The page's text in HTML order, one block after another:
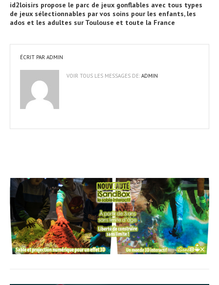
id2loisirs propose le parc de jeux gonflables avec tous types
de jeux sélectionnables par vos soins pour les enfants, les
ados et les adultes sur Toulouse et toute la France
ÉCRIT PAR ADMIN
VOIR TOUS LES MESSAGES DE: ADMIN